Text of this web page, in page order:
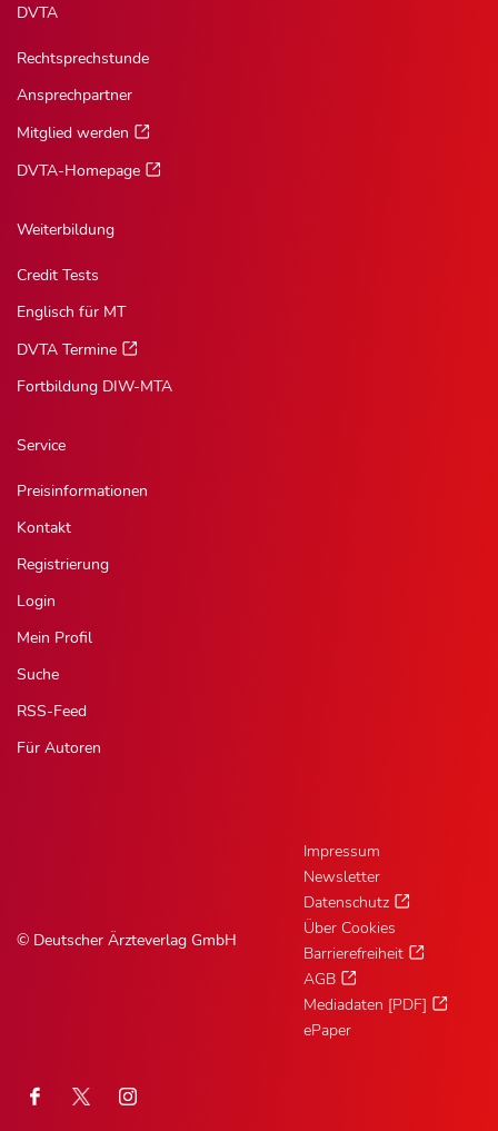
DVTA
Rechtsprechstunde
Ansprechpartner
Mitglied werden
DVTA-Homepage
Weiterbildung
Credit Tests
Englisch für MT
DVTA Termine
Fortbildung DIW-MTA
Service
Preisinformationen
Kontakt
Registrierung
Login
Mein Profil
Suche
RSS-Feed
Für Autoren
© Deutscher Ärzteverlag GmbH
Impressum
Newsletter
Datenschutz
Über Cookies
Barrierefreiheit
AGB
Mediadaten [PDF]
ePaper